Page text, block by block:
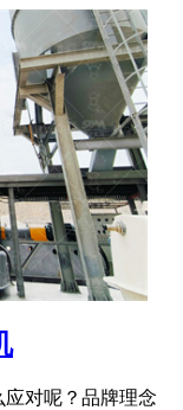
对呢？品牌理念